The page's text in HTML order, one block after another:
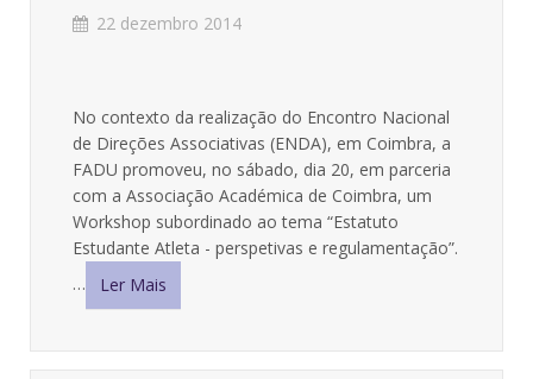
22 dezembro 2014
No contexto da realização do Encontro Nacional
de Direções Associativas (ENDA), em Coimbra, a
FADU promoveu, no sábado, dia 20, em parceria
com a Associação Académica de Coimbra, um
Workshop subordinado ao tema “Estatuto
Estudante Atleta - perspetivas e regulamentação”.
…
Ler Mais